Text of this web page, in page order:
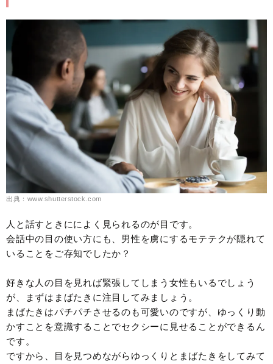
出典：www.shutterstock.com
人と話すときにによく見られるのが目です。
会話中の目の使い方にも、男性を虜にするモテテクが隠れて
いることをご存知でしたか？
好きな人の目を見れば緊張してしまう女性もいるでしょう
が、まずはまばたきに注目してみましょう。
まばたきはパチパチさせるのも可愛いのですが、ゆっくり動
かすことを意識することでセクシーに見せることができるん
です。
ですから、目を見つめながらゆっくりとまばたきをしてみて